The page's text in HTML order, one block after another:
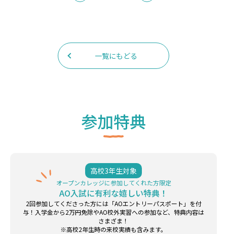
一覧にもどる
参加特典
高校3年生対象
オープンカレッジに参加してくれた方限定
AO入試に有利な嬉しい特典！
2回参加してくださった方には「AOエントリーパスポート」を付
与！入学金から2万円免除やAO校外実習への参加など、特典内容は
さまざま！
※高校2年生時の来校実績も含みます。